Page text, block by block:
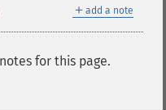
＋ add a note
for this page.